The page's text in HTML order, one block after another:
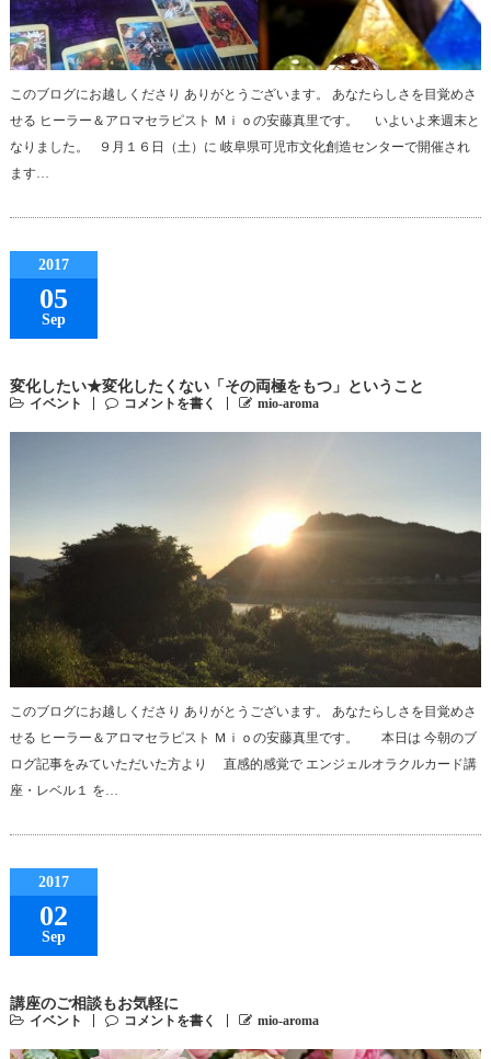
このブログにお越しくださり ありがとうございます。 あなたらしさを目覚めさ
せる ヒーラー＆アロマセラピスト Ｍｉｏの安藤真里です。 いよいよ来週末と
なりました。 ９月１６日（土）に 岐阜県可児市文化創造センターで開催され
ます…
2017
05
Sep
変化したい★変化したくない「その両極をもつ」ということ
イベント コメントを書く mio-aroma
このブログにお越しくださり ありがとうございます。 あなたらしさを目覚めさ
せる ヒーラー＆アロマセラピスト Ｍｉｏの安藤真里です。 本日は 今朝のブ
ログ記事をみていただいた方より 直感的感覚で エンジェルオラクルカード講
座・レベル１ を…
2017
02
Sep
講座のご相談もお気軽に
イベント コメントを書く mio-aroma